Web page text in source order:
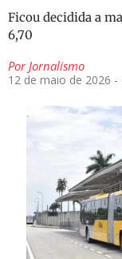
Ficou decidida a
6,70
PorJornalismo
12 de maio de 2026 -